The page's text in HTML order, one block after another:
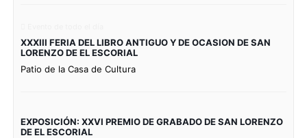
XXXIII FERIA DEL LIBRO ANTIGUO Y DE OCASION DE SAN
LORENZO DE EL ESCORIAL
Patio de la Casa de Cultura
EXPOSICIÓN: XXVI PREMIO DE GRABADO DE SAN LORENZO
DE EL ESCORIAL